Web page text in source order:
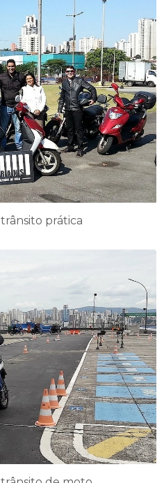
prática